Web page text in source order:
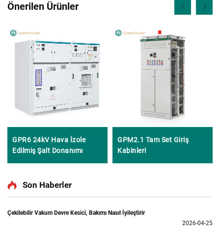
Önerilen Ürünler
GPR6 24kV Hava İzole
Edilmiş Şalt Donanımı
GPM2.1 Tam Set Giriş
Kabinleri
Son Haberler
Çekilebilir Vakum Devre Kesici, Bakımı Nasıl İyileştirir
2026-04-25